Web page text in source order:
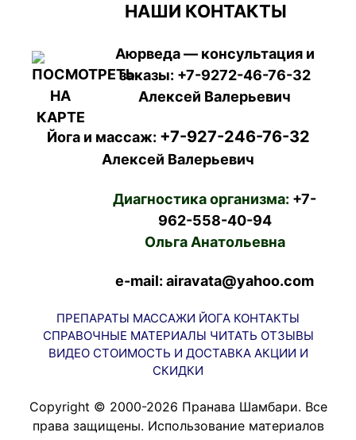
НАШИ КОНТАКТЫ
Аюрведа — консультация и
заказы: +7-9272-46-76-32
Алексей Валерьевич
Йога и массаж: +7-927-246-76-32
Алексей Валерьевич
Диагностика организма: +7-
962-558-40-94
Ольга Анатольевна
e-mail: airavata@yahoo.com
ПРЕПАРАТЫ МАССАЖИ ЙОГА КОНТАКТЫ
СПРАВОЧНЫЕ МАТЕРИАЛЫ ЧИТАТЬ ОТЗЫВЫ
ВИДЕО СТОИМОСТЬ И ДОСТАВКА АКЦИИ И
СКИДКИ
Copyright © 2000-2026 Пранава Шамбари. Все
права защищены. Использование материалов